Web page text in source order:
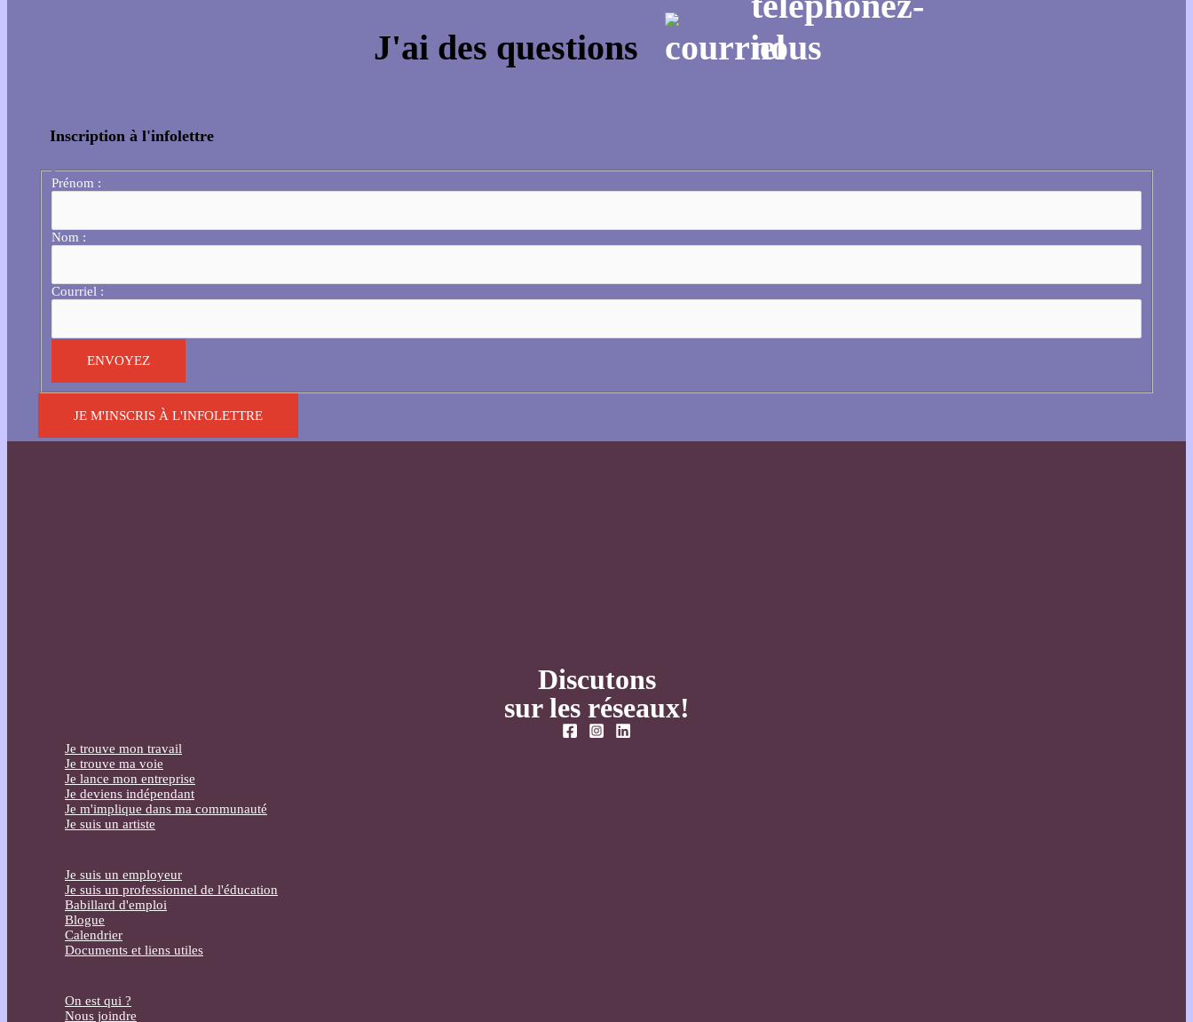
J'ai des questions
Inscription à l'infolettre
Prénom :
Nom :
Courriel :
JE M'INSCRIS À L'INFOLETTRE
Discutons
sur les réseaux!
Je trouve mon travail
Je trouve ma voie
Je lance mon entreprise
Je deviens indépendant
Je m'implique dans ma communauté
Je suis un artiste
Je suis un employeur
Je suis un professionnel de l'éducation
Babillard d'emploi
Blogue
Calendrier
Documents et liens utiles
On est qui ?
Nous joindre